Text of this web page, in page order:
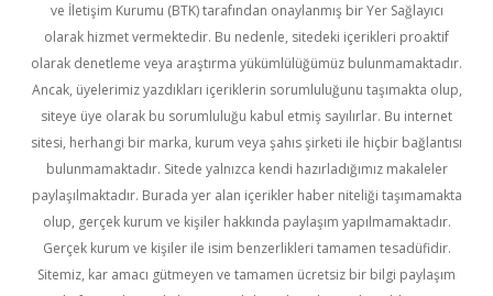
ve İletişim Kurumu (BTK) tarafından onaylanmış bir Yer Sağlayıcı
olarak hizmet vermektedir. Bu nedenle, sitedeki içerikleri proaktif
olarak denetleme veya araştırma yükümlülüğümüz bulunmamaktadır.
Ancak, üyelerimiz yazdıkları içeriklerin sorumluluğunu taşımakta olup,
siteye üye olarak bu sorumluluğu kabul etmiş sayılırlar. Bu internet
sitesi, herhangi bir marka, kurum veya şahıs şirketi ile hiçbir bağlantısı
bulunmamaktadır. Sitede yalnızca kendi hazırladığımız makaleler
paylaşılmaktadır. Burada yer alan içerikler haber niteliği taşımamakta
olup, gerçek kurum ve kişiler hakkında paylaşım yapılmamaktadır.
Gerçek kurum ve kişiler ile isim benzerlikleri tamamen tesadüfidir.
Sitemiz, kar amacı gütmeyen ve tamamen ücretsiz bir bilgi paylaşım